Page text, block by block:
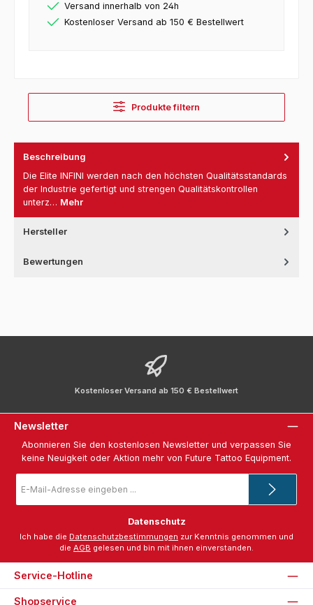
Versand innerhalb von 24h
Kostenloser Versand ab 150 € Bestellwert
Produkte filtern
Beschreibung
Die Elite INFINI werden nach den höchsten Qualitätsstandards
der Industrie gefertigt und strengen Qualitätskontrollen
unterz… Mehr
Hersteller
Bewertungen
Kostenloser Versand ab 150 € Bestellwert
Newsletter
Abonnieren Sie den kostenlosen Newsletter und verpassen Sie
keine Neuigkeit oder Aktion mehr von Future Tattoo Equipment.
Mail-
*
Datenschutz
Ich habe die Datenschutzbestimmungen zur Kenntnis genommen und
die AGB gelesen und bin mit ihnen einverstanden.
Service-Hotline
Shopservice